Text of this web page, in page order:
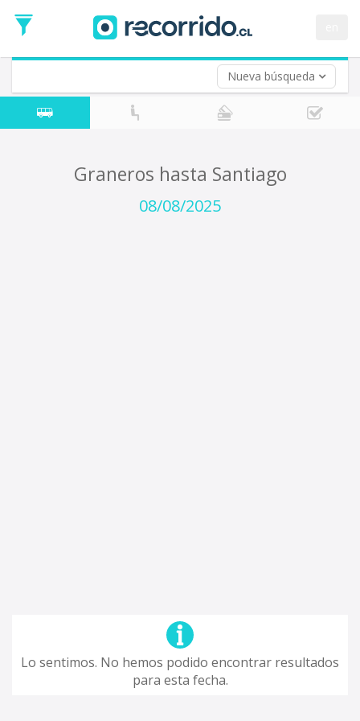
Nueva búsqueda
de
Ida
Vuelta (opcional)
Fecha
de
Graneros hasta Santiago
08/08/2025
Lo sentimos. No hemos podido encontrar resultados
para esta fecha.